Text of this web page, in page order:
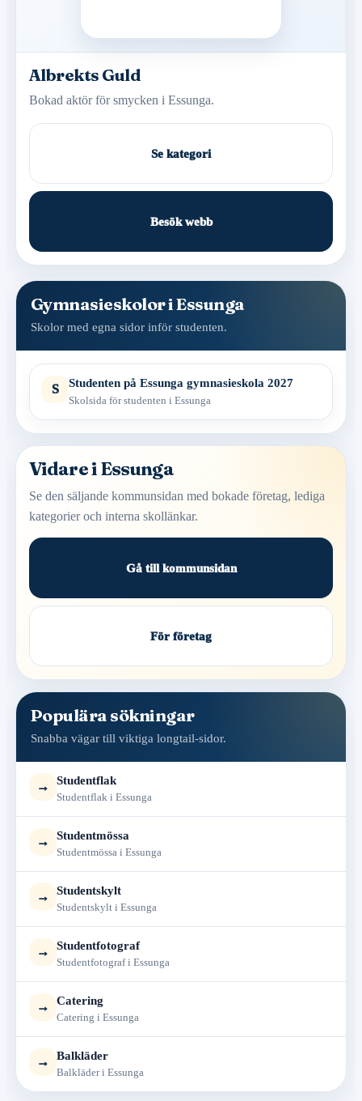
Albrekts Guld
Bokad aktör för smycken i Essunga.
Se kategori
Besök webb
Gymnasieskolor i Essunga
Skolor med egna sidor inför studenten.
S Studenten på Essunga gymnasieskola 2027
Skolsida för studenten i Essunga
Vidare i Essunga
Se den säljande kommunsidan med bokade företag, lediga
kategorier och interna skollänkar.
Gå till kommunsidan
För företag
Populära sökningar
Snabba vägar till viktiga longtail-sidor.
→ Studentflak
Studentflak i Essunga
→ Studentmössa
Studentmössa i Essunga
→ Studentskylt
Studentskylt i Essunga
→ Studentfotograf
Studentfotograf i Essunga
→ Catering
Catering i Essunga
→ Balkläder
Balkläder i Essunga